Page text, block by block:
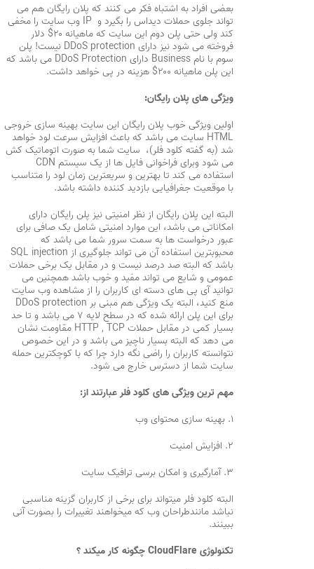
بعضی افراد به اشتباه فکر می کنند که پلان رایگان هم می
تواند جلوی حملات دیداس را بگیرد و IP وب سایت را مخفی
کند ولی حتی پلن دوم این سایت که ماهیانه ۲۰$ دلار
فروخته می شود نیز دارای DDoS protection نیست! پلن
سوم با نام Business دارای DDoS Protection می باشد که
این پلن ماهیانه ۲۰۰$ هزینه در پی خواهد داشت.
ویژگی های پلان رایگان:
اولین ویژگی خوب پلان رایگان این سایت بهینه سازی خروجی
HTML سایت می باشد که باعث افزایش سرعت لود خواهد
شد (به گفته کلود فلر)، سایت شما به صورت اتوماتیک کش
می شود وبرای فراخوانی فایل ها از یک سیستم CDN
استفاده می کند تا بهترین و سریعترین زمان لود را متناسب
با موقعیت جغرافیایی بازدید کننده داشته باشد.
البته این پلان رایگان از نظر امنیتی نیز پلن رایگان دارای
امکاناتی می باشد، این موارد امنیتی شامل یک صافی برای
عبور درخواست ها به سمت سرور شما می باشد که
محبوبترین استفاده آن می تواند جلوگیری از SQL injection
باشد که البته صد درصد نیست و در مقابل یک برخی حملات
عمومی و شایع می تواند مفید و خوب باشد همچنین می
توانید آی پی های دسته ای کاربران را از مشاهده وب سایت
منع کنید، البته یک ویژگی هم مبنی بر DDoS protection
برای این پلن ارائه شده که در سطح لایه ۷ می باشد و تا حد
بسیار کمی در مقابل حملات HTTP , TCP مقاومت نشان
می دهد که البته بسیار ناچیز می باشد و در این خصوص
نتوانسته کاربران را راضی نگه دارد چرا که با کوچکترین حمله
سایت شما از دسترس خارج می شود.
مهم ترین ویژگی های کلود فلر عبارتند از:
۱. بهینه سازی محتوا‌ی وب
۲. افزایش امنیت
۳. آمارگیری و امکان برسی ترافیک سایت
البته کلود فلر میتواند برای برخی از کاربران گزینه مناسبی
نباشد مانندطراحان وب که میخواهند تغییرات را بصورت آنی
ببینند.
تکنولوژی CloudFlare چگونه کار میکند ؟